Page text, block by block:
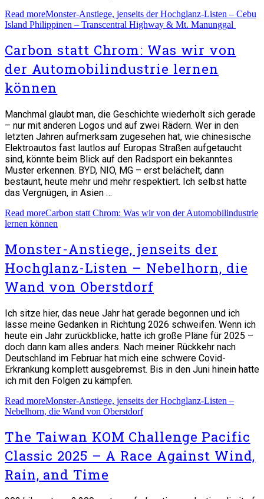
Read moreMonster-Anstiege, jenseits der Hochglanz-Listen – Cebu
Island Philippinen – Transcentral Highway & Mt. Manunggal
Carbon statt Chrom: Was wir von
der Automobilindustrie lernen
können
Manchmal glaubt man, die Geschichte wiederholt sich gerade
– nur mit anderen Logos und auf zwei Rädern. Wer in den
letzten Jahren aufmerksam zugesehen hat, wie chinesische
Elektroautos fast lautlos auf Europas Straßen aufgetaucht
sind, könnte beim Blick auf den Radsport ein bekanntes
Muster erkennen. BYD, NIO, MG – erst belächelt, dann
bestaunt, heute mehr und mehr respektiert. Ich selbst hatte
das Vergnügen, in Asien …
Read moreCarbon statt Chrom: Was wir von der Automobilindustrie
lernen können
Monster-Anstiege, jenseits der
Hochglanz-Listen – Nebelhorn, die
Wand von Oberstdorf
Ich sitze hier, das neue Jahr hat gerade begonnen und ich
lasse meine Gedanken in Richtung 2026 schweifen. Wenn ich
heute ein Jahr zurückblicke, hatte ich große Pläne für 2025 –
doch dann kam alles anders. Nach meiner Rückkehr nach
Deutschland im Februar hat mich eine schwere Covid-
Erkrankung komplett ausgebremst. Bis in den Juni hinein hatte
ich mit den Folgen zu kämpfen.
Read moreMonster-Anstiege, jenseits der Hochglanz-Listen –
Nebelhorn, die Wand von Oberstdorf
The Taiwan KOM Challenge Pacific
Classic 2025 – A Race Against Wind,
Rain, and Time